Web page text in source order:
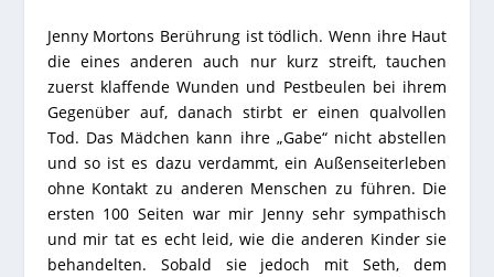
Jenny Mortons Berührung ist tödlich. Wenn ihre Haut
die eines anderen auch nur kurz streift, tauchen
zuerst klaffende Wunden und Pestbeulen bei ihrem
Gegenüber auf, danach stirbt er einen qualvollen
Tod. Das Mädchen kann ihre „Gabe“ nicht abstellen
und so ist es dazu verdammt, ein Außenseiterleben
ohne Kontakt zu anderen Menschen zu führen. Die
ersten 100 Seiten war mir Jenny sehr sympathisch
und mir tat es echt leid, wie die anderen Kinder sie
behandelten. Sobald sie jedoch mit Seth, dem